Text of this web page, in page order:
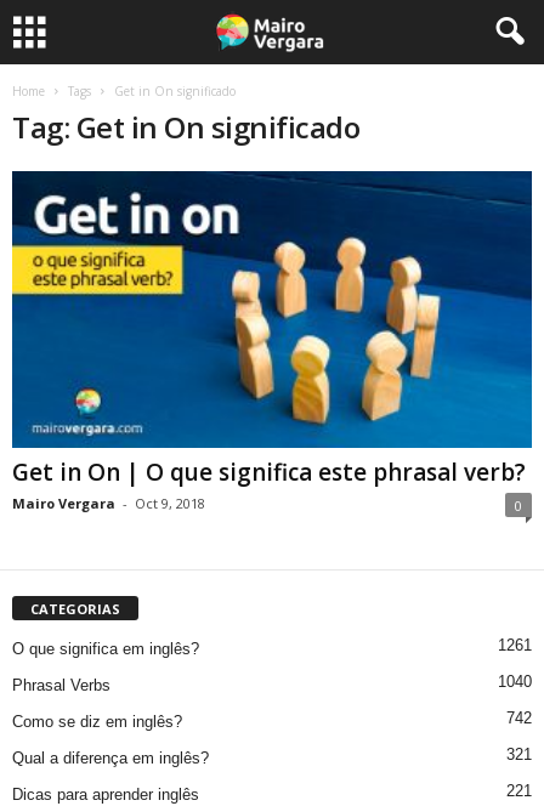
Home Tags Get in On significado
Tag: Get in On significado
Get in On | O que significa este phrasal verb?
Mairo Vergara - Oct 9, 2018 0
CATEGORIAS
O que significa em inglês? 1261
Phrasal Verbs 1040
Como se diz em inglês? 742
Qual a diferença em inglês? 321
Dicas para aprender inglês 221